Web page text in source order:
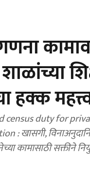
हक्क
census duty for
: खासगी,
कामासाठी सक्तीने